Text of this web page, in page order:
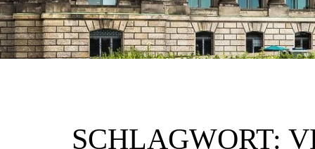
SCHLAGWORT: